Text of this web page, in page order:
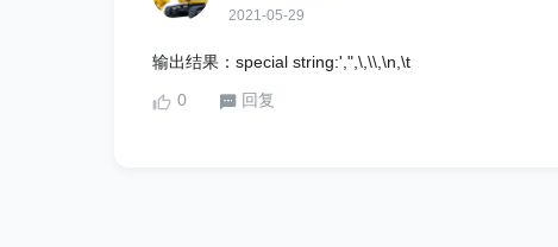
2021-05-29
输出结果：special string:',",\,\\,\n,\t
0
回复